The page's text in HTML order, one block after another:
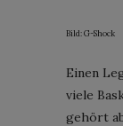
Bild: G-Shock
Einen
viele
gehört